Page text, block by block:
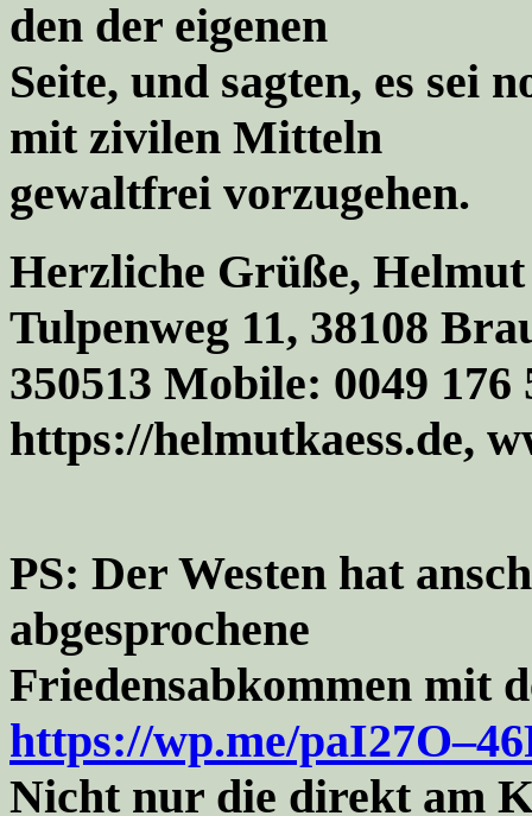
den der eigenen
Seite, und sagten, es sei
mit zivilen Mitteln
gewaltfrei vorzugehen.
Herzliche Grüße, Helmut
Tulpenweg 11, 38108
350513 Mobile: 0049 176
https://helmutkaess.de,
PS: Der Westen hat
abgesprochene
Friedensabkommen mit
https://wp.me/paI27O–
Nicht nur die direkt am